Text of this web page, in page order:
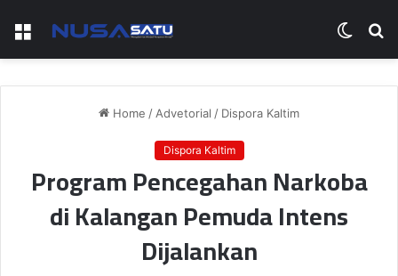
Menu
Switch
skin
Home /Advetorial / Dispora Kaltim
Dispora Kaltim
Program Pencegahan Narkoba
di Kalangan Pemuda Intens
Dijalankan